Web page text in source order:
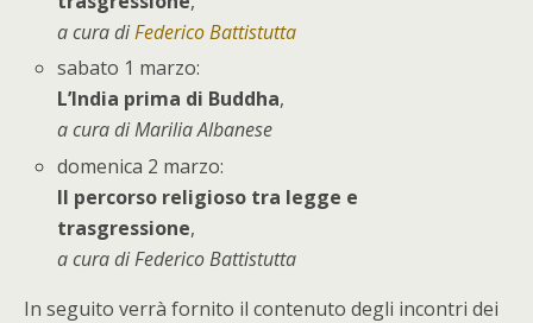
a cura diFederico Battistutta
sabato 1 marzo:
L’India prima di Buddha,
a cura di Marilia Albanese
domenica 2 marzo:
Il percorso religioso tra legge e
trasgressione,
a cura di Federico Battistutta
In seguito verrà fornito il contenuto degli incontri dei